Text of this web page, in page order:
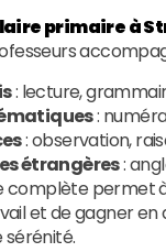
primaire à
: lecture,
:
: observation,
étrangères:
permet
et de gagner en